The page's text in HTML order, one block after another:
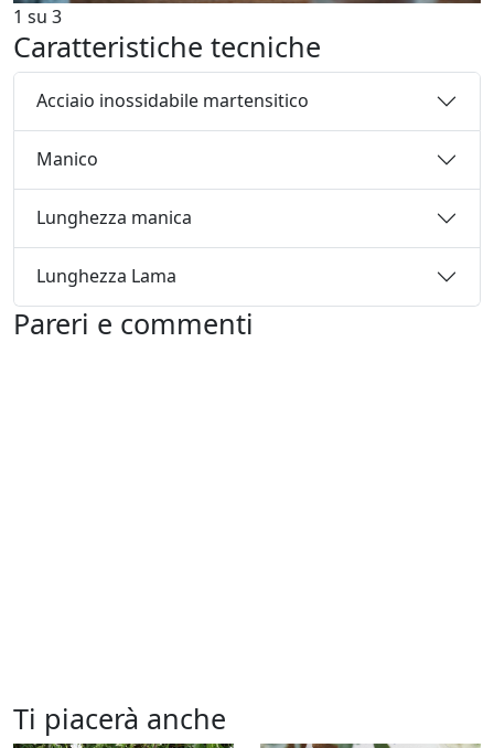
1 su 3
Caratteristiche tecniche
Acciaio inossidabile martensitico
Manico
Lunghezza manica
Lunghezza Lama
Pareri e commenti
Ti piacerà anche